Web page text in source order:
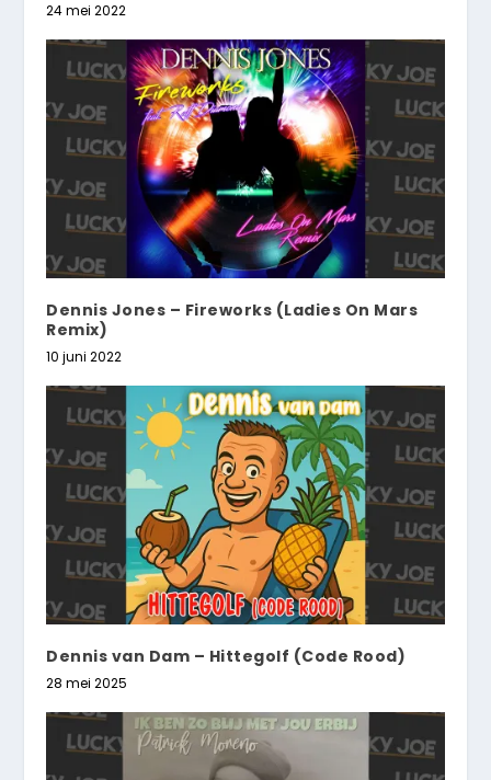
24 mei 2022
Dennis Jones – Fireworks (Ladies On Mars
Remix)
10 juni 2022
Dennis van Dam – Hittegolf (Code Rood)
28 mei 2025